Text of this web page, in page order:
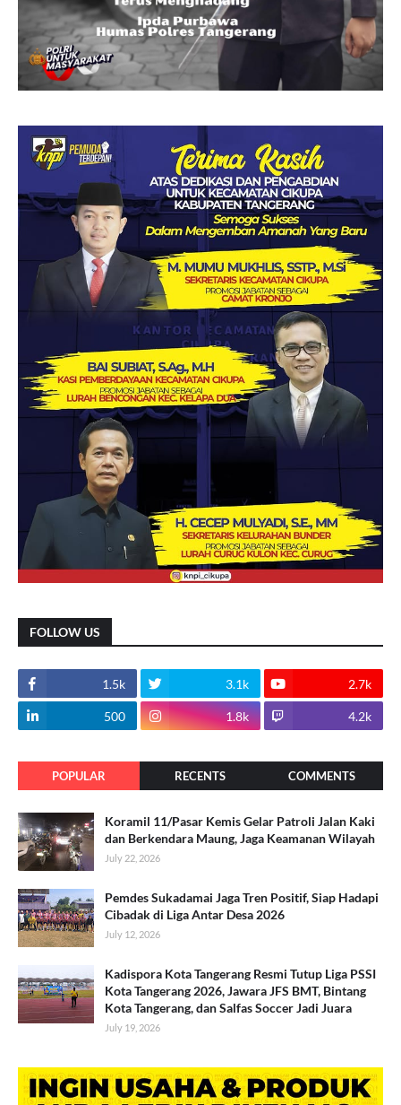
FOLLOW US
1.5k 3.1k 2.7k
500 1.8k 4.2k
POPULAR RECENTS COMMENTS
Koramil 11/Pasar Kemis Gelar Patroli Jalan Kaki
dan Berkendara Maung, Jaga Keamanan Wilayah
July 22, 2026
Pemdes Sukadamai Jaga Tren Positif, Siap Hadapi
Cibadak di Liga Antar Desa 2026
July 12, 2026
Kadispora Kota Tangerang Resmi Tutup Liga PSSI
Kota Tangerang 2026, Jawara JFS BMT, Bintang
Kota Tangerang, dan Salfas Soccer Jadi Juara
July 19, 2026